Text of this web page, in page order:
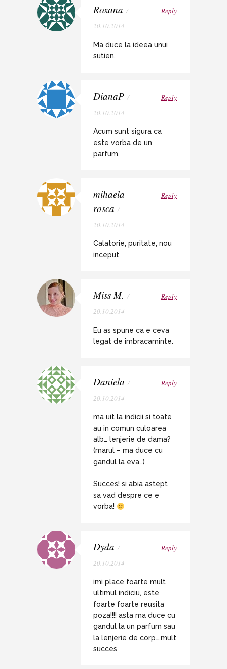
Roxana /
20.10.2014
Reply
Ma duce la ideea unui
sutien.
DianaP /
20.10.2014
Reply
Acum sunt sigura ca
este vorba de un
parfum.
mihaela
rosca /
20.10.2014
Reply
Calatorie, puritate, nou
inceput
Miss M. /
20.10.2014
Reply
Eu as spune ca e ceva
legat de imbracaminte.
Daniela /
20.10.2014
Reply
ma uit la indicii si toate
au in comun culoarea
alb… lenjerie de dama?
(marul – ma duce cu
gandul la eva…)
Succes! si abia astept
sa vad despre ce e
vorba!
Dyda /
20.10.2014
Reply
imi place foarte mult
ultimul indiciu, este
foarte foarte reusita
poza!!!! asta ma duce cu
gandul la un parfum sau
la lenjerie de corp….mult
succes